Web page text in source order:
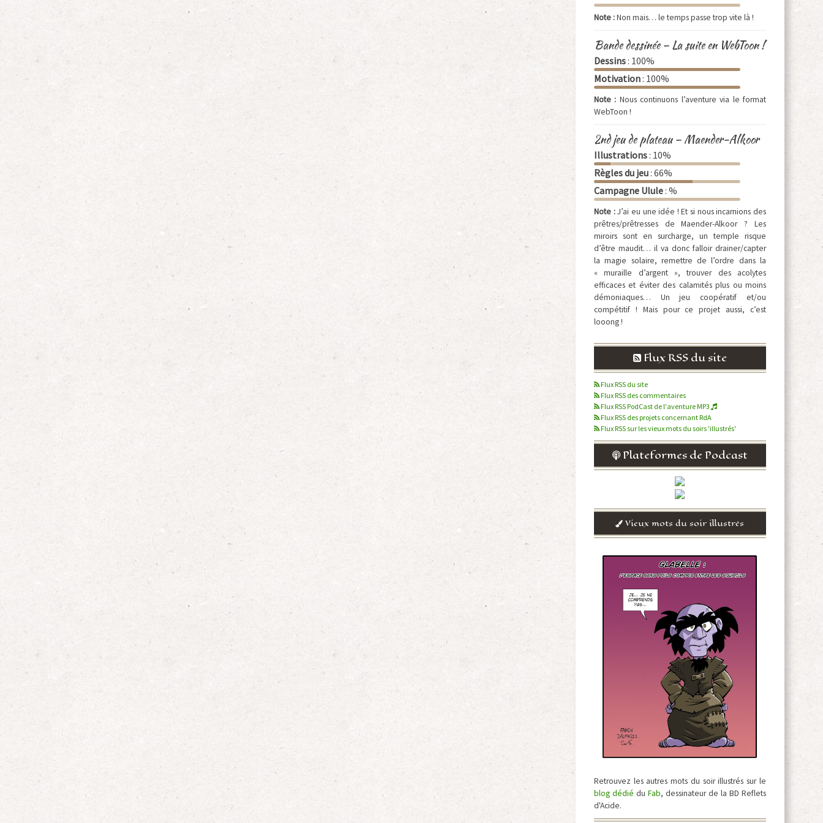
Note :Non mais… le temps passe trop vite là !
Bande dessinée – La suite en WebToon !
Dessins: 100%
Motivation: 100%
Note : Nous continuons l’aventure via le format
WebToon !
2nd jeu de plateau – Maender-Alkoor
Illustrations: 10%
Règles du jeu: 66%
Campagne Ulule: %
Note :J’ai eu une idée ! Et si nous incarnions des
prêtres/prêtresses de Maender-Alkoor ? Les
miroirs sont en surcharge, un temple risque
d’être maudit… il va donc falloir drainer/capter
la magie solaire, remettre de l’ordre dans la
« muraille d’argent », trouver des acolytes
efficaces et éviter des calamités plus ou moins
démoniaques… Un jeu coopératif et/ou
compétitif ! Mais pour ce projet aussi, c’est
looong !
Flux RSS du site
Flux RSS du site
Flux RSS des commentaires
Flux RSS PodCast de l'aventure MP3
Flux RSS des projets concernant RdA
Flux RSS sur les vieux mots du soirs 'illustrés'
Plateformes de Podcast
Vieux mots du soir illustrés
Retrouvez les autres mots du soir illustrés sur le
blog dédié du Fab, dessinateur de la BD Reflets
d'Acide.